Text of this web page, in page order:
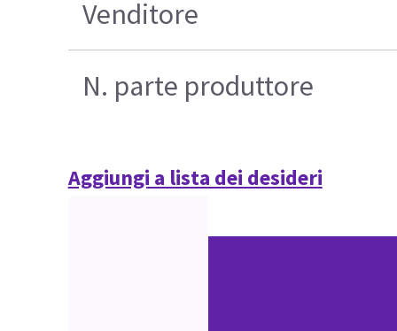
Venditore
N. parte produttore
Aggiungi a lista dei desideri